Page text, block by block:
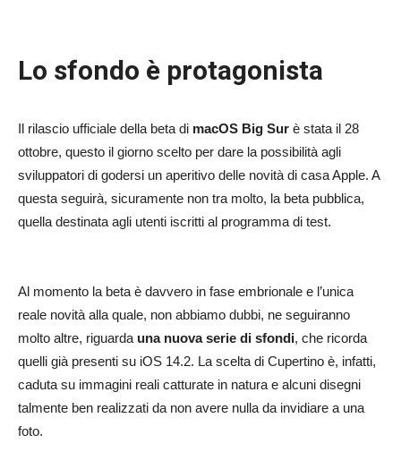
Lo sfondo è protagonista
Il rilascio ufficiale della beta di macOS Big Sur è stata il 28
ottobre, questo il giorno scelto per dare la possibilità agli
sviluppatori di godersi un aperitivo delle novità di casa Apple. A
questa seguirà, sicuramente non tra molto, la beta pubblica,
quella destinata agli utenti iscritti al programma di test.
Al momento la beta è davvero in fase embrionale e l’unica
reale novità alla quale, non abbiamo dubbi, ne seguiranno
molto altre, riguarda una nuova serie di sfondi, che ricorda
quelli già presenti su iOS 14.2. La scelta di Cupertino è, infatti,
caduta su immagini reali catturate in natura e alcuni disegni
talmente ben realizzati da non avere nulla da invidiare a una
foto.